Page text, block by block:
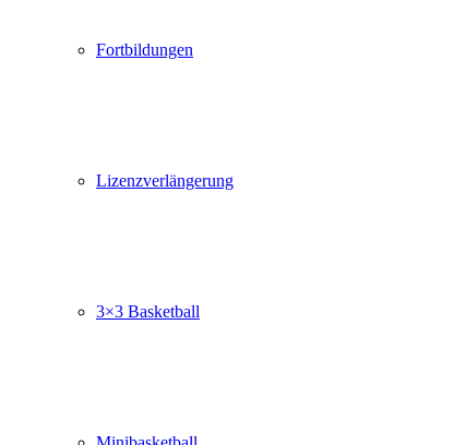
Fortbildungen
Lizenzverlängerung
3×3 Basketball